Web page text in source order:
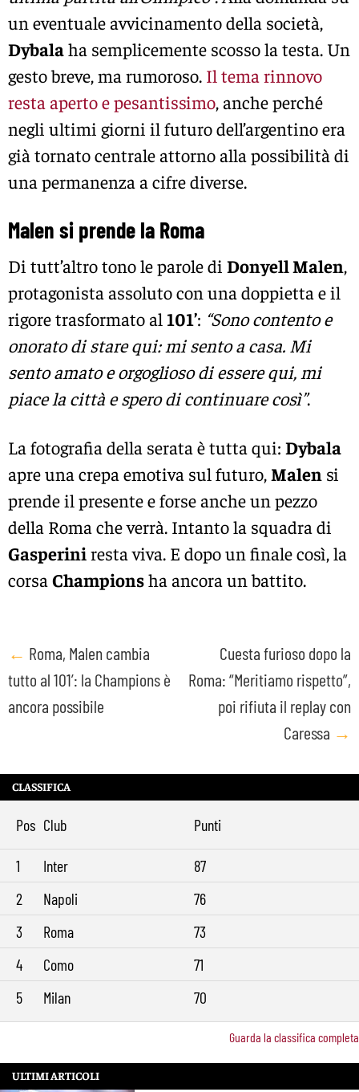
un eventuale avvicinamento della società,
Dybalaha semplicemente scosso la testa. Un
gesto breve, ma rumoroso. Il tema rinnovo
resta aperto e pesantissimo, anche perché
negli ultimi giorni il futuro dell’argentino era
già tornato centrale attorno alla possibilità di
una permanenza a cifre diverse.
Malen si prende la Roma
Di tutt’altro tono le parole di Donyell Malen,
protagonista assoluto con una doppietta e il
rigore trasformato al 101’: “Sono contento e
onorato di stare qui: mi sento a casa. Mi
sento amato e orgoglioso di essere qui, mi
piace la città e spero di continuare così”.
La fotografia della serata è tutta qui: Dybala
apre una crepa emotiva sul futuro, Malen si
prende il presente e forse anche un pezzo
della Roma che verrà. Intanto la squadra di
Gasperiniresta viva. E dopo un finale così, la
corsa Championsha ancora un battito.
Post
navigation
← Roma, Malen cambia
tutto al 101’: la Champions è
ancora possibile
Cuesta furioso dopo la
Roma: “Meritiamo rispetto”,
poi rifiuta il replay con
Caressa →
CLASSIFICA
Pos Club Punti
1 Inter
87
2
Napoli
76
3
Roma
73
4
Como
71
5
Milan 70
Guarda la classifica completa
ULTIMI ARTICOLI